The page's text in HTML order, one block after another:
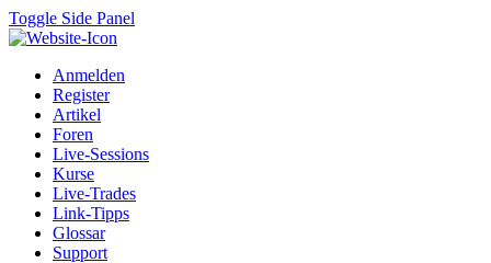
Toggle Side Panel
Anmelden
Register
Artikel
Foren
Live-Sessions
Kurse
Live-Trades
Link-Tipps
Glossar
Support